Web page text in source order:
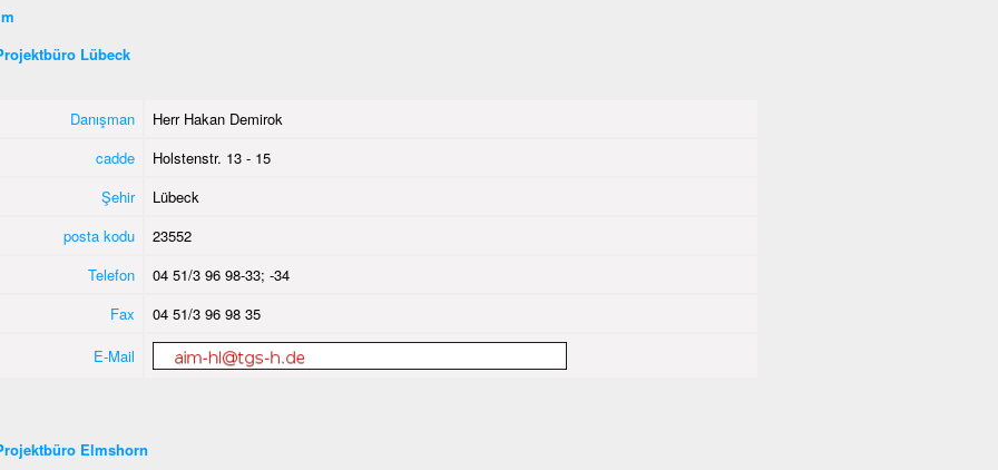
Lübeck
Danışman
Herr Hakan Demirok
cadde
Holstenstr. 13 - 15
Şehir
Lübeck
posta kodu
23552
Telefon
04 51/3 96 98-33; -34
Fax
04 51/3 96 98 35
E-Mail
Elmshorn